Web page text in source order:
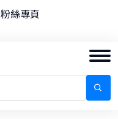
粉絲專頁